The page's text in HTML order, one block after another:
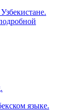
языке.